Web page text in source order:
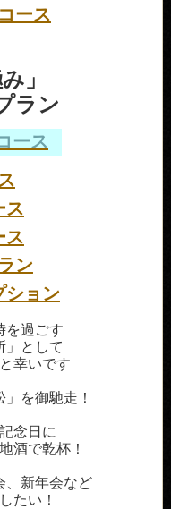
ース
」
ラン
ース
ス
ス
ン
ション
を過ごす
」として
幸いです
を御馳走！
念日に
酒で乾杯！
、新年会など
たい！